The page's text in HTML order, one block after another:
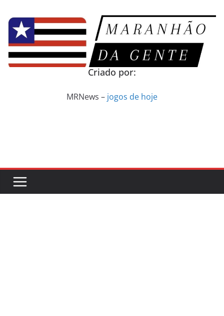
para
conteúdo
Criado por:
MRNews – jogos de hoje